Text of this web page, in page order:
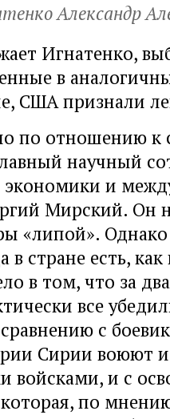
Александр
Игнатенко,
в
США признали
по отношению к
научный
и
Мирский. Он
«липой».
стране есть,
в том, что за
все
с
Сирии воюют
войсками, и с
по